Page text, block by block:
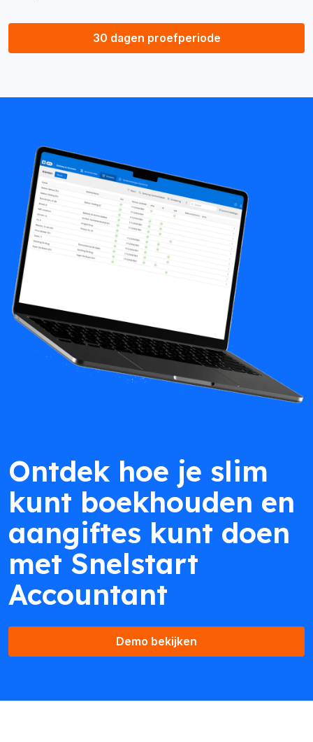
30 dagen proefperiode
Ontdek hoe je slim
kunt boekhouden en
aangiftes kunt doen
met Snelstart
Accountant
Demo bekijken